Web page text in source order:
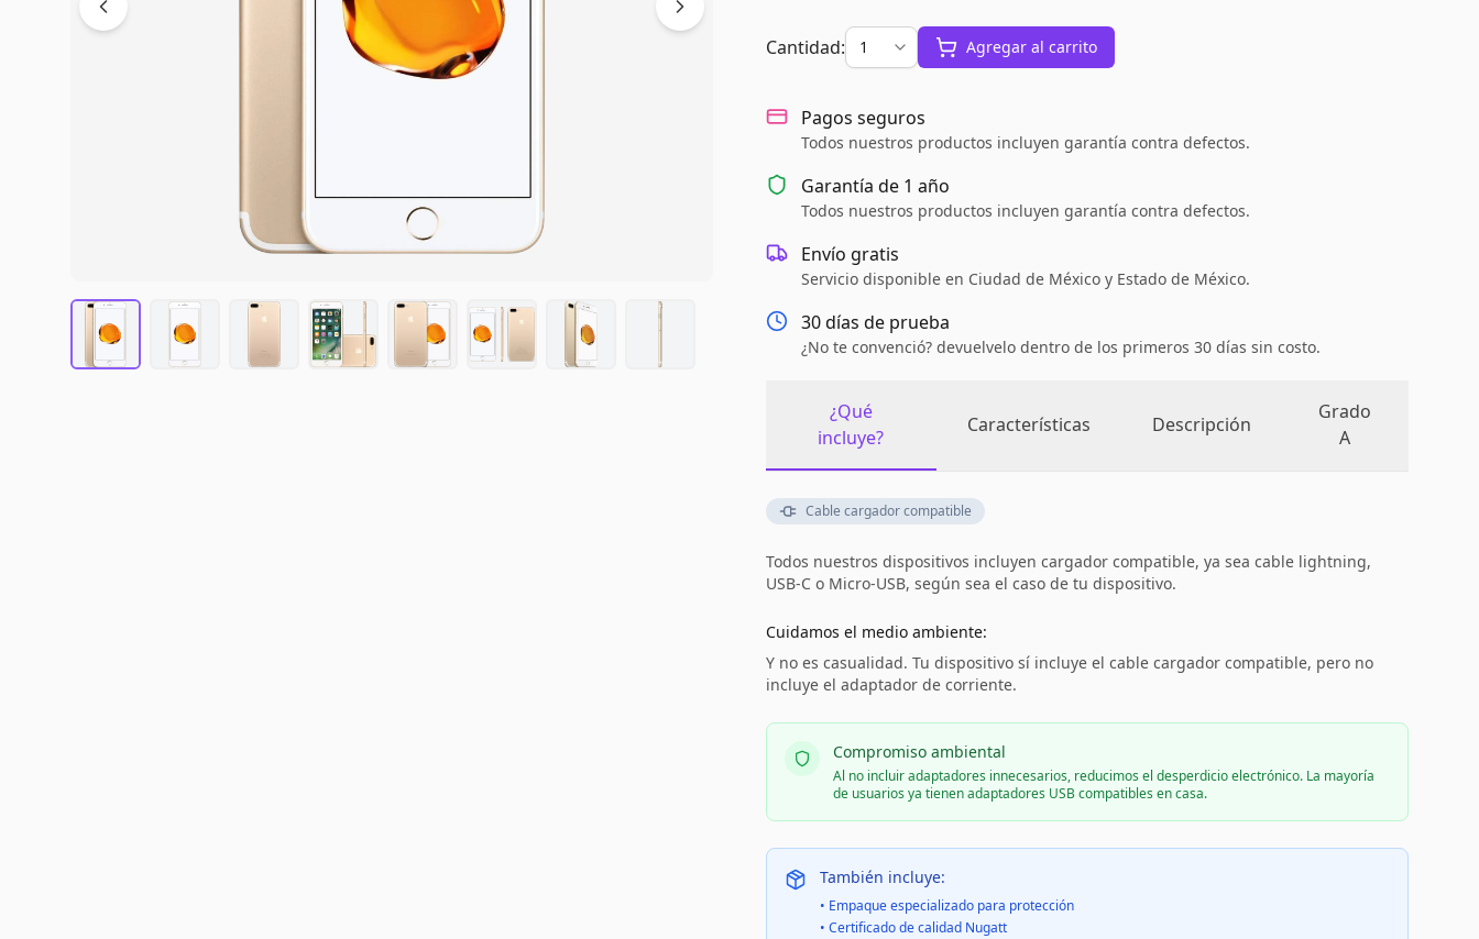
Cantidad: Agregar al carrito
Pagos seguros
Todos nuestros productos incluyen garantía contra defectos.
Garantía de 1 año
Todos nuestros productos incluyen garantía contra defectos.
Envío gratis
Servicio disponible en Ciudad de México y Estado de México.
30 días de prueba
¿No te convenció? devuelvelo dentro de los primeros 30 días sin costo.
¿Qué
incluye?
Características Descripción
Grado
A
Cable cargador compatible
Todos nuestros dispositivos incluyen cargador compatible, ya sea cable lightning,
USB-C o Micro-USB, según sea el caso de tu dispositivo.
Cuidamos el medio ambiente:
Y no es casualidad. Tu dispositivo sí incluye el cable cargador compatible, pero no
incluye el adaptador de corriente.
Compromiso ambiental
Al no incluir adaptadores innecesarios, reducimos el desperdicio electrónico. La mayoría
de usuarios ya tienen adaptadores USB compatibles en casa.
También incluye:
• Empaque especializado para protección
• Certificado de calidad Nugatt